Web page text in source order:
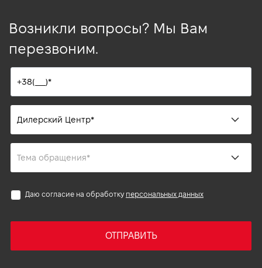
Возникли вопросы? Мы Вам
перезвоним.
Даю согласие на обработку персональных данных
ОТПРАВИТЬ